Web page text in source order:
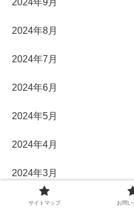
2024年9月
2024年8月
2024年7月
2024年6月
2024年5月
2024年4月
2024年3月
2024年2月
サイトマップ お問い